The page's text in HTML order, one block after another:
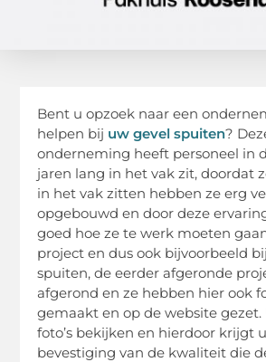
Bent u opzoek naar een
helpen bij uw gevel spuiten?
onderneming heeft personeel in
jaren lang in het vak zit, doordat
in het vak zitten hebben ze erg
opgebouwd en door deze
goed hoe ze te werk moeten
project en dus ook bijvoorbeeld
spuiten, de eerder afgeronde
afgerond en ze hebben hier ook
gemaakt en op de website
foto’s bekijken en hierdoor krijgt
bevestiging van de kwaliteit die